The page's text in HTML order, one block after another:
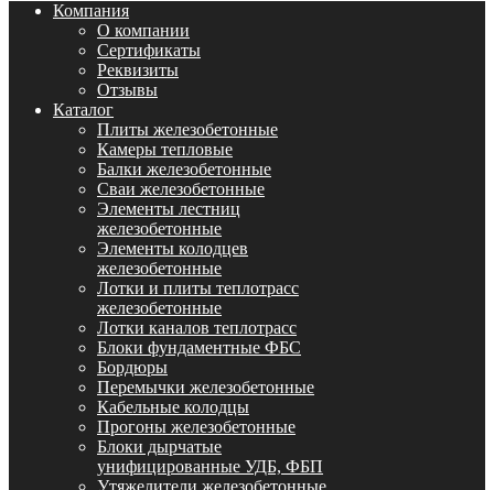
Компания
О компании
Сертификаты
Реквизиты
Отзывы
Каталог
Плиты железобетонные
Камеры тепловые
Балки железобетонные
Сваи железобетонные
Элементы лестниц
железобетонные
Элементы колодцев
железобетонные
Лотки и плиты теплотрасс
железобетонные
Лотки каналов теплотрасс
Блоки фундаментные ФБС
Бордюры
Перемычки железобетонные
Кабельные колодцы
Прогоны железобетонные
Блоки дырчатые
унифицированные УДБ, ФБП
Утяжелители железобетонные